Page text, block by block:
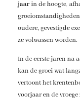
jaarin de hoogte,
oudere, gevestigde
ze volwassen worden.
In de eerste jaren na
kan de groei wat
vertoont het
voorjaar en de